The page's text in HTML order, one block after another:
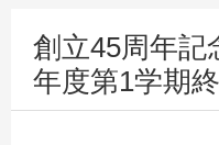
創立45周年記
年度第1学期